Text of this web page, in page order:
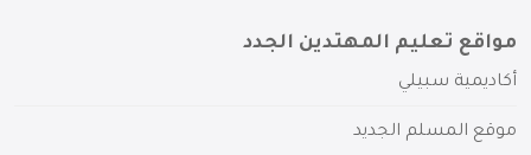
مواقع تعليم المهتدين الجدد
أكاديمية سبيلي
موقع المسلم الجديد